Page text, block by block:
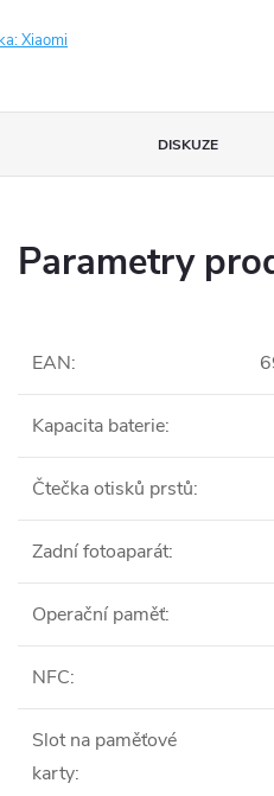
Xiaomi
DISKUZE
Parametry
EAN:
Kapacita baterie:
Čtečka otisků prstů:
Zadní fotoaparát:
Operační paměť:
NFC:
Slot na paměťové
karty: